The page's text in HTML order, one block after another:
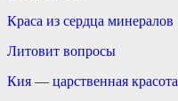
Краса из сердца минералов
Литовит вопросы
Кия — царственная красота